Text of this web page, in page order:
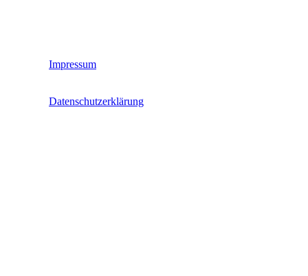
Impressum
Datenschutzerklärung